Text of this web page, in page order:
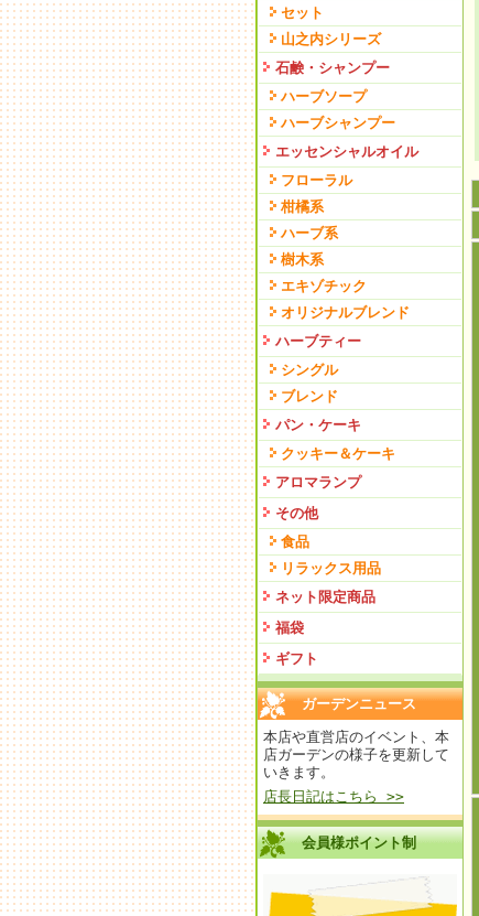
セット
山之内シリーズ
石鹸・シャンプー
ハーブソープ
ハーブシャンプー
エッセンシャルオイル
フローラル
柑橘系
ハーブ系
樹木系
エキゾチック
オリジナルブレンド
ハーブティー
シングル
ブレンド
パン・ケーキ
クッキー＆ケーキ
アロマランプ
その他
食品
リラックス用品
ネット限定商品
福袋
ギフト
ガーデンニュース
本店や直営店のイベント、本
店ガーデンの様子を更新して
いきます。
店長日記はこちら >>
会員様ポイント制